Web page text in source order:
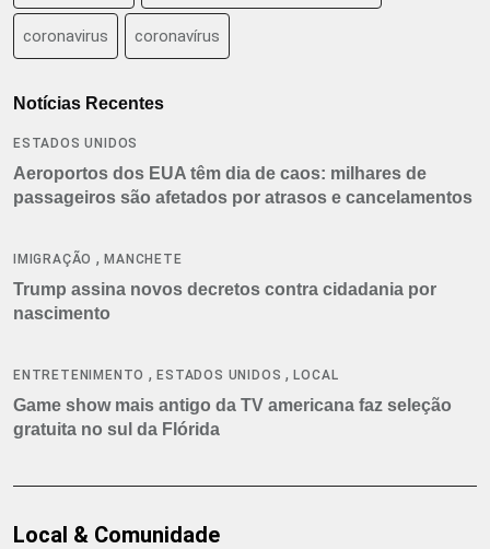
coronavirus coronavírus
Notícias Recentes
ESTADOS UNIDOS
Aeroportos dos EUA têm dia de caos: milhares de
passageiros são afetados por atrasos e cancelamentos
IMIGRAÇÃO ,MANCHETE
Trump assina novos decretos contra cidadania por
nascimento
ENTRETENIMENTO ,ESTADOS UNIDOS ,LOCAL
Game show mais antigo da TV americana faz seleção
gratuita no sul da Flórida
Local & Comunidade